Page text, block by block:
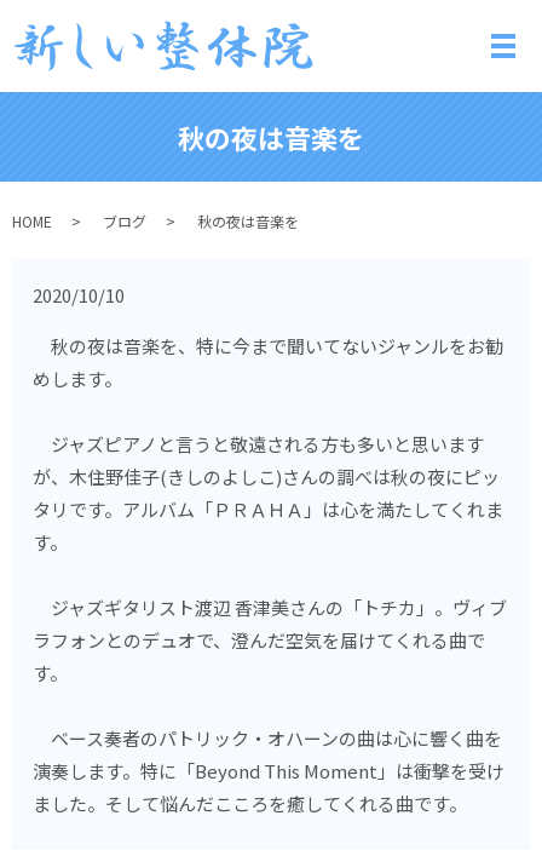
メ
秋の夜は音楽を
HOME ブログ 秋の夜は音楽を
2020/10/10
秋の夜は音楽を、特に今まで聞いてないジャンルをお勧
めします。
ジャズピアノと言うと敬遠される方も多いと思います
が、木住野佳子(きしのよしこ)さんの調べは秋の夜にピッ
タリです。アルバム「ＰＲＡＨＡ」は心を満たしてくれま
す。
ジャズギタリスト渡辺 香津美さんの「トチカ」。ヴィブ
ラフォンとのデュオで、澄んだ空気を届けてくれる曲で
す。
ベース奏者のパトリック・オハーンの曲は心に響く曲を
演奏します。特に「Beyond This Moment」は衝撃を受け
ました。そして悩んだこころを癒してくれる曲です。